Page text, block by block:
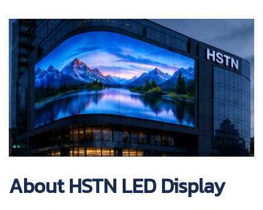
About HSTN LED Display